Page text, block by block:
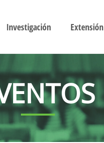
Investigación Extensión